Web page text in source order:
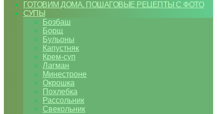
ГОТОВИМ ДОМА. ПОШАГОВЫЕ РЕЦЕПТЫ С ФОТО
СУПЫ
Бозбаш
Борщ
Бульоны
Капустняк
Крем-суп
Лагман
Минестроне
Окрошка
Похлебка
Рассольник
Свекольник